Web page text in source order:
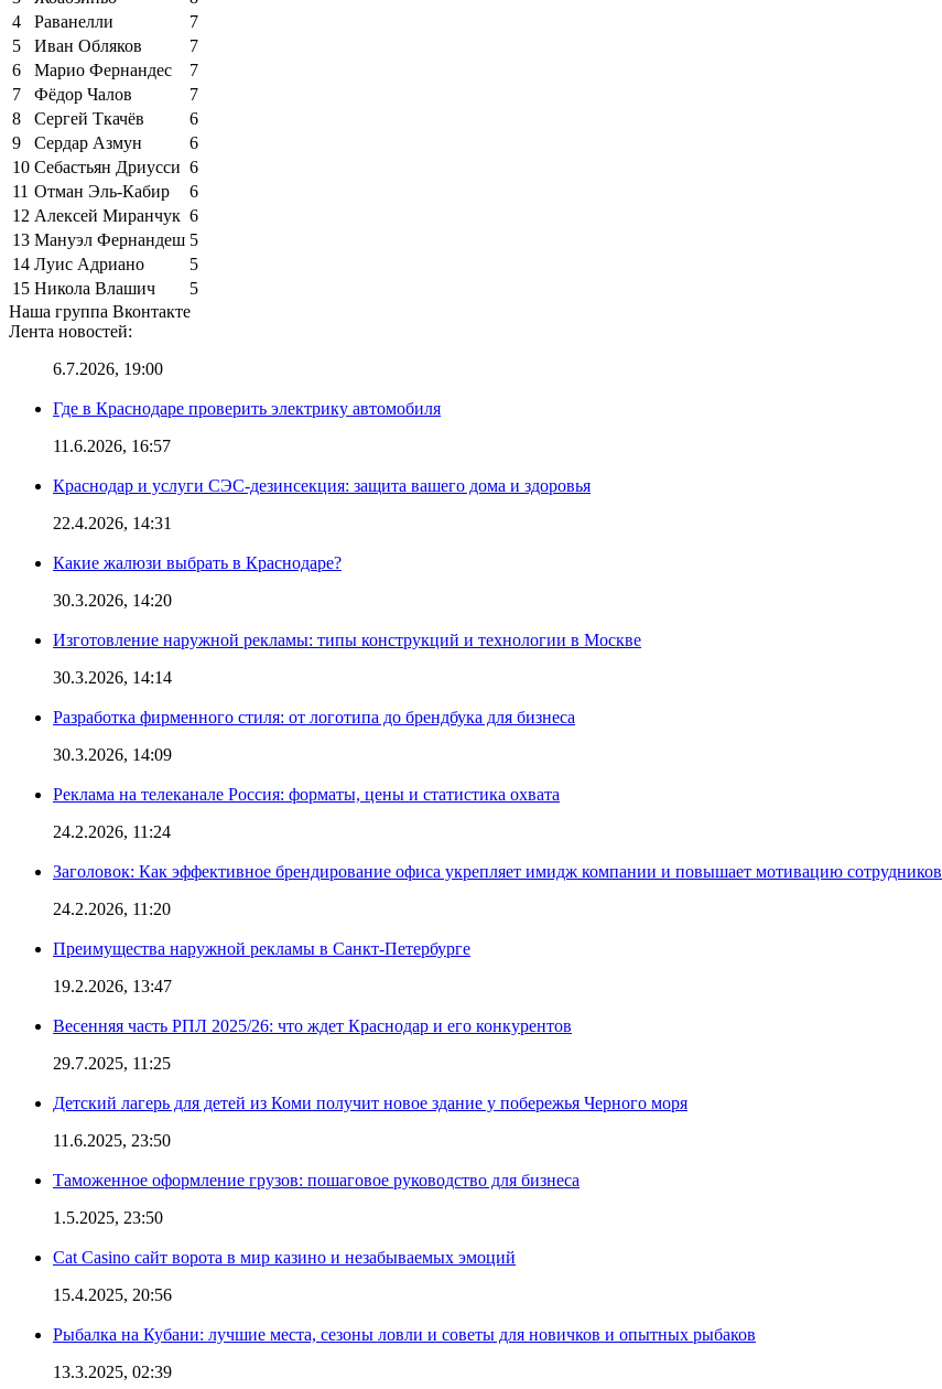
4
Раванелли
7
5
Иван Обляков
7
6
Марио Фернандес
7
7
Фёдор Чалов
7
8
Сергей Ткачёв
6
9
Сердар Азмун
6
10 Себастьян Дриусси 6
11 Отман Эль-Кабир
6
12 Алексей Миранчук 6
13 Мануэл Фернандеш 5
14 Луис Адриано
5
15 Никола Влашич
5
Наша группа Вконтакте
Лента новостей:
6.7.2026, 19:00
Где в Краснодаре проверить электрику автомобиля
11.6.2026, 16:57
Краснодар и услуги СЭС-дезинсекция: защита вашего дома и здоровья
22.4.2026, 14:31
Какие жалюзи выбрать в Краснодаре?
30.3.2026, 14:20
Изготовление наружной рекламы: типы конструкций и технологии в Москве
30.3.2026, 14:14
Разработка фирменного стиля: от логотипа до брендбука для бизнеса
30.3.2026, 14:09
Реклама на телеканале Россия: форматы, цены и статистика охвата
24.2.2026, 11:24
Заголовок: Как эффективное брендирование офиса укрепляет имидж компании и повышает мотивацию сотрудников
24.2.2026, 11:20
Преимущества наружной рекламы в Санкт-Петербурге
19.2.2026, 13:47
Весенняя часть РПЛ 2025/26: что ждет Краснодар и его конкурентов
29.7.2025, 11:25
Детский лагерь для детей из Коми получит новое здание у побережья Черного моря
11.6.2025, 23:50
Таможенное оформление грузов: пошаговое руководство для бизнеса
1.5.2025, 23:50
Cat Casino сайт ворота в мир казино и незабываемых эмоций
15.4.2025, 20:56
Рыбалка на Кубани: лучшие места, сезоны ловли и советы для новичков и опытных рыбаков
13.3.2025, 02:39